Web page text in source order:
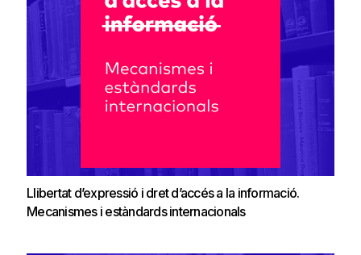
Llibertat d’expressió i dret d’accés a la informació.
Mecanismes i estàndards internacionals